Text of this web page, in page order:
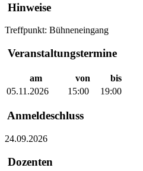
Hinweise
Treffpunkt: Bühneneingang
Veranstaltungstermine
am von
bis
05.11.2026
15:00 19:00
Anmeldeschluss
24.09.2026
Dozenten